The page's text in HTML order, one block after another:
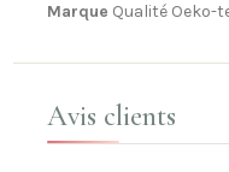
Marque Qualité Oeko-
Avis clients